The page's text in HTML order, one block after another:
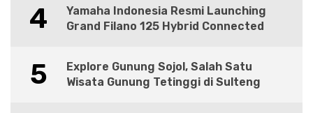
4
Yamaha Indonesia Resmi Launching
Grand Filano 125 Hybrid Connected
5
Explore Gunung Sojol, Salah Satu
Wisata Gunung Tetinggi di Sulteng